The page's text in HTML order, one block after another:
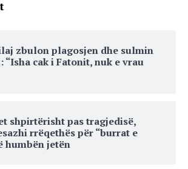
zbulon plagosjen dhe sulmin
cak i Fatonit, nuk e vrau
shpirtërisht pas tragjedisë,
rrëqethës për “burrat e
humbën jetën